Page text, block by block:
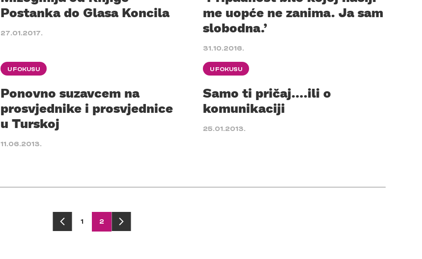
Postanka do Glasa Koncila
27.01.2017.
me uopće ne zanima. Ja sam
slobodna.’
31.10.2016.
U FOKUSU
Ponovno suzavcem na
prosvjednike i prosvjednice
u Turskoj
11.06.2013.
U FOKUSU
Samo ti pričaj….ili o
komunikaciji
25.01.2013.
1 2